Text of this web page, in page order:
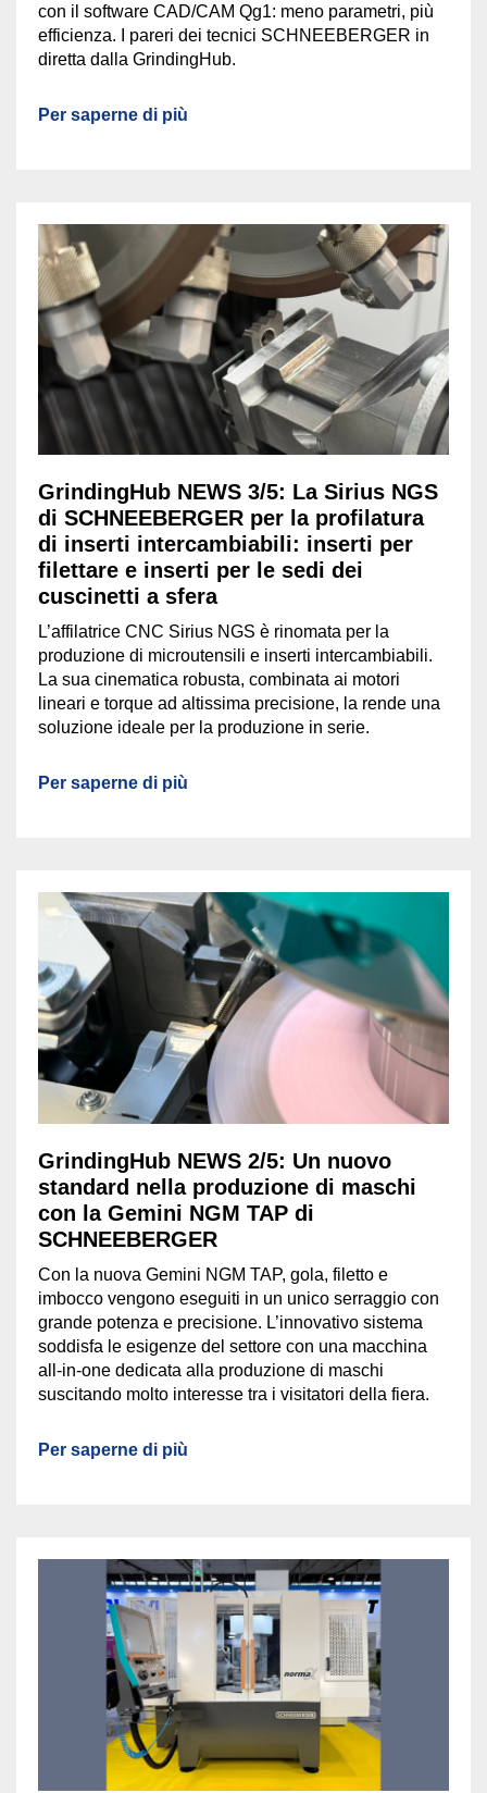
con il software CAD/CAM Qg1: meno parametri, più
efficienza. I pareri dei tecnici SCHNEEBERGER in
diretta dalla GrindingHub.
Per saperne di più
GrindingHub NEWS 3/5: La Sirius NGS
di SCHNEEBERGER per la profilatura
di inserti intercambiabili: inserti per
filettare e inserti per le sedi dei
cuscinetti a sfera
L’affilatrice CNC Sirius NGS è rinomata per la
produzione di microutensili e inserti intercambiabili.
La sua cinematica robusta, combinata ai motori
lineari e torque ad altissima precisione, la rende una
soluzione ideale per la produzione in serie.
Per saperne di più
GrindingHub NEWS 2/5: Un nuovo
standard nella produzione di maschi
con la Gemini NGM TAP di
SCHNEEBERGER
Con la nuova Gemini NGM TAP, gola, filetto e
imbocco vengono eseguiti in un unico serraggio con
grande potenza e precisione. L’innovativo sistema
soddisfa le esigenze del settore con una macchina
all-in-one dedicata alla produzione di maschi
suscitando molto interesse tra i visitatori della fiera.
Per saperne di più